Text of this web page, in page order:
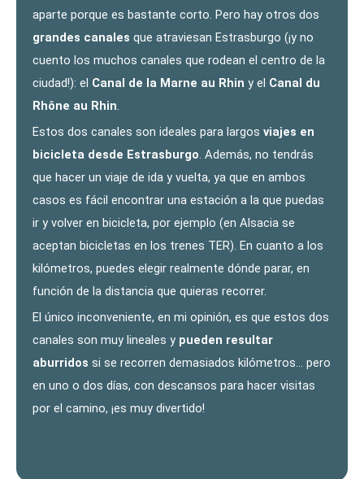
aparte porque es bastante corto. Pero hay otros dos
grandes canales que atraviesan Estrasburgo (¡y no
cuento los muchos canales que rodean el centro de la
ciudad!): el Canal de la Marne au Rhin y el Canal du
Rhône au Rhin.
Estos dos canales son ideales para largos viajes en
bicicleta desde Estrasburgo. Además, no tendrás
que hacer un viaje de ida y vuelta, ya que en ambos
casos es fácil encontrar una estación a la que puedas
ir y volver en bicicleta, por ejemplo (en Alsacia se
aceptan bicicletas en los trenes TER). En cuanto a los
kilómetros, puedes elegir realmente dónde parar, en
función de la distancia que quieras recorrer.
El único inconveniente, en mi opinión, es que estos dos
canales son muy lineales y pueden resultar
aburridos si se recorren demasiados kilómetros… pero
en uno o dos días, con descansos para hacer visitas
por el camino, ¡es muy divertido!